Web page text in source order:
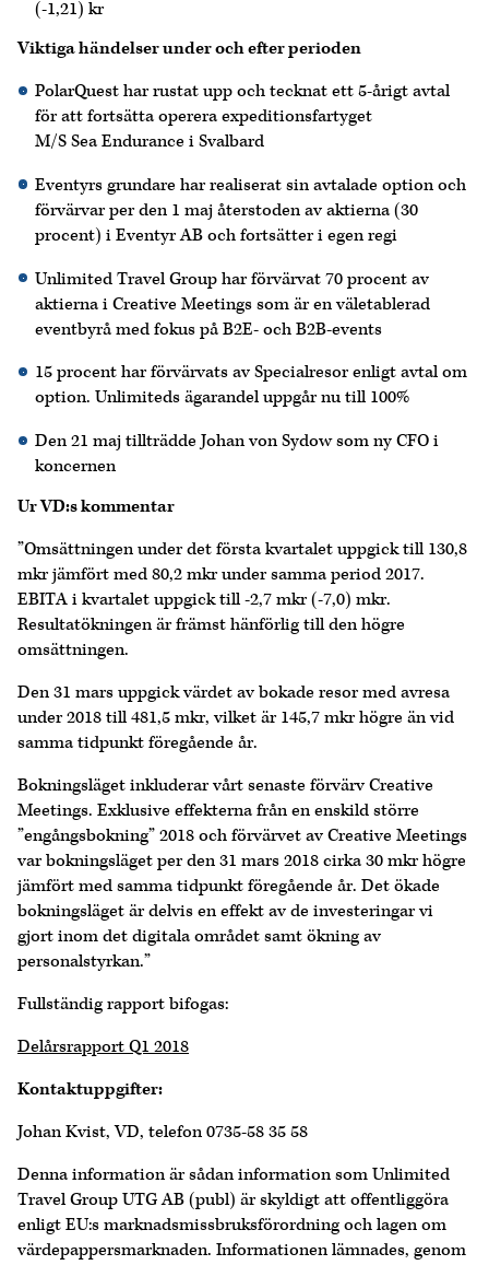
(-1,21) kr
Viktiga händelser under och efter perioden
PolarQuest har rustat upp och tecknat ett 5-årigt avtal
för att fortsätta operera expeditionsfartyget
M/S Sea Endurance i Svalbard
Eventyrs grundare har realiserat sin avtalade option och
förvärvar per den 1 maj återstoden av aktierna (30
procent) i Eventyr AB och fortsätter i egen regi
Unlimited Travel Group har förvärvat 70 procent av
aktierna i Creative Meetings som är en väletablerad
eventbyrå med fokus på B2E- och B2B-events
15 procent har förvärvats av Specialresor enligt avtal om
option. Unlimiteds ägarandel uppgår nu till 100%
Den 21 maj tillträdde Johan von Sydow som ny CFO i
koncernen
Ur VD:s kommentar
”Omsättningen under det första kvartalet uppgick till 130,8
mkr jämfört med 80,2 mkr under samma period 2017.
EBITA i kvartalet uppgick till -2,7 mkr (-7,0) mkr.
Resultatökningen är främst hänförlig till den högre
omsättningen.
Den 31 mars uppgick värdet av bokade resor med avresa
under 2018 till 481,5 mkr, vilket är 145,7 mkr högre än vid
samma tidpunkt föregående år.
Bokningsläget inkluderar vårt senaste förvärv Creative
Meetings. Exklusive effekterna från en enskild större
”engångsbokning” 2018 och förvärvet av Creative Meetings
var bokningsläget per den 31 mars 2018 cirka 30 mkr högre
jämfört med samma tidpunkt föregående år. Det ökade
bokningsläget är delvis en effekt av de investeringar vi
gjort inom det digitala området samt ökning av
personalstyrkan.”
Fullständig rapport bifogas:
Delårsrapport Q1 2018
Kontaktuppgifter:
Johan Kvist, VD, telefon 0735-58 35 58
Denna information är sådan information som Unlimited
Travel Group UTG AB (publ) är skyldigt att offentliggöra
enligt EU:s marknadsmissbruksförordning och lagen om
värdepappersmarknaden. Informationen lämnades, genom